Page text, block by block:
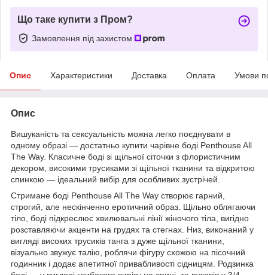
Що таке купити з Пром?
Замовлення під захистом
Опис Характеристики Доставка Оплата Умови
Опис
Вишуканість та сексуальність можна легко поєднувати в
одному образі — достатньо купити чарівне боді Penthouse All
The Way. Класичне боді зі щільної сіточки з флористичним
декором, високими трусиками зі щільної тканини та відкритою
спинкою — ідеальний вибір для особливих зустрічей.
Стримане боді Penthouse All The Way створює гарний,
строгий, але нескінченно еротичний образ. Щільно облягаючи
тіло, боді підкреслює хвилювальні лінії жіночого тіла, вигідно
розставляючи акценти на грудях та стегнах. Низ, виконаний у
вигляді високих трусиків танга з дуже щільної тканини,
візуально звужує талію, роблячи фігуру схожою на пісочний
годинник і додає апетитної привабливості сідницям. Родзинка